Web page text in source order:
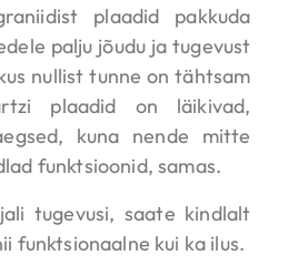
plaadid pakkuda
palju jõudu ja tugevust
nullist tunne on tähtsam
plaadid on läikivad,
kuna nende mitte
funktsioonid, samas.
tugevusi, saate kindlalt
funktsionaalne kui ka ilus.